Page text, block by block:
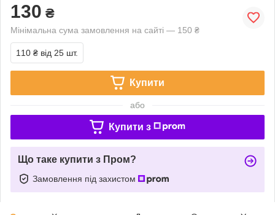
130 ₴
Мінімальна сума замовлення на сайті — 150 ₴
110 ₴ від 25 шт.
Купити
або
Купити з
Що таке купити з Пром?
Замовлення під захистом